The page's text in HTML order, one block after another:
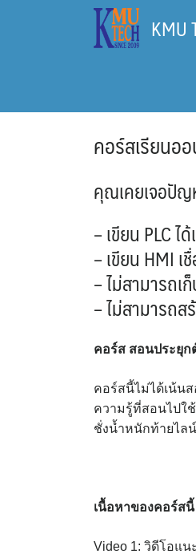
KMU
คอร์สเรียนอ
คุณเคยเจอปัญ
– เขียน PLC
– เขียน HMI
– ไม่สามารถเ
– ไม่สามารถ
คอร์ส สอนประยุก
คอร์สนี้ไม่ได้เน้นส
ความรู้ที่สอนไปใช้
ชั่งน้ำหนักท้ายไลน์
เนื้อหาของคอร์สนี้
Video 1: วิดีโอแน